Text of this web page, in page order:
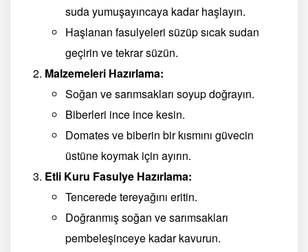
suda yumuşayıncaya kadar haşlayın.
Haşlanan fasulyeleri süzüp sıcak sudan
geçirin ve tekrar süzün.
Malzemeleri Hazırlama:
Soğan ve sarımsakları soyup doğrayın.
Biberleri ince ince kesin.
Domates ve biberin bir kısmını güvecin
üstüne koymak için ayırın.
Etli Kuru Fasulye Hazırlama:
Tencerede tereyağını eritin.
Doğranmış soğan ve sarımsakları
pembeleşinceye kadar kavurun.